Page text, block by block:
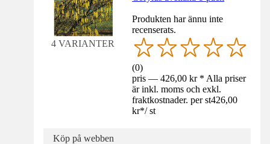
4 VARIANTER
Produkten har ännu inte
recenserats.
(0)
pris — 426,00 kr * Alla priser
är inkl. moms och exkl.
fraktkostnader. per st426,00
kr*/ st
Köp på webben